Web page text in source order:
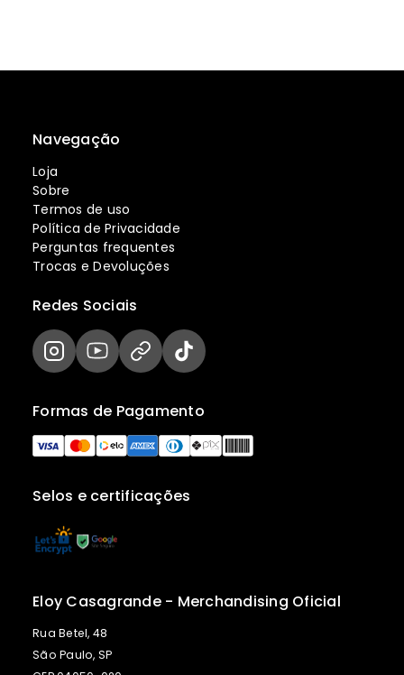
Navegação
Loja
Sobre
Termos de uso
Política de Privacidade
Perguntas frequentes
Trocas e Devoluções
Selos e certificações
Formas de Pagamento
Redes Sociais
Eloy Casagrande - Merchandising Oficial
Rua Betel, 48
São Paulo, SP